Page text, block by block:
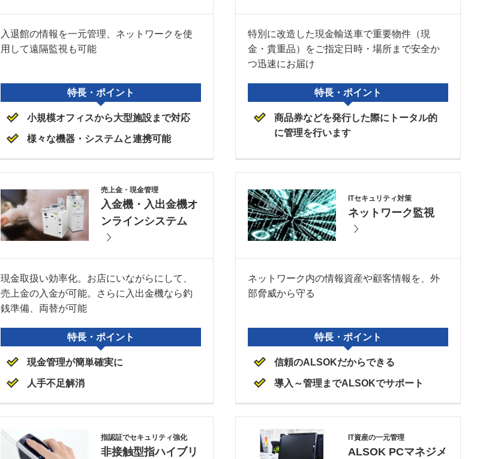
入退館の情報を一元管理、ネットワークを使
用して遠隔監視も可能
特長・ポイント
小規模オフィスから大型施設まで対応
様々な機器・システムと連携可能
特別に改造した現金輸送車で重要物件（現
金・貴重品）をご指定日時・場所まで安全か
つ迅速にお届け
特長・ポイント
商品券などを発行した際にトータル的
に管理を行います
売上金・現金管理
入金機・入出金機オ
ンラインシステム
現金取扱い効率化。お店にいながらにして、
売上金の入金が可能。さらに入出金機なら釣
銭準備、両替が可能
特長・ポイント
現金管理が簡単確実に
人手不足解消
ITセキュリティ対策
ネットワーク監視
ネットワーク内の情報資産や顧客情報を、外
部脅威から守る
特長・ポイント
信頼のALSOKだからできる
導入～管理までALSOKでサポート
指認証でセキュリティ強化
非接触型指ハイブリ
IT資産の一元管理
ALSOK PCマネジメ